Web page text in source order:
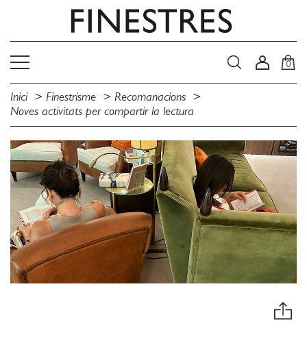
0
Inici Finestrisme
Recomanacions
Noves activitats per compartir la lectura